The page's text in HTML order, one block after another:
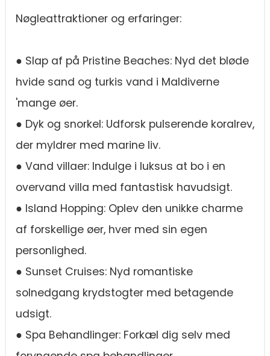
Nøgleattraktioner og erfaringer:
● Slap af på Pristine Beaches: Nyd det bløde
hvide sand og turkis vand i Maldiverne
'mange øer.
● Dyk og snorkel: Udforsk pulserende koralrev,
der myldrer med marine liv.
● Vand villaer: Indulge i luksus at bo i en
overvand villa med fantastisk havudsigt.
● Island Hopping: Oplev den unikke charme
af forskellige øer, hver med sin egen
personlighed.
● Sunset Cruises: Nyd romantiske
solnedgang krydstogter med betagende
udsigt.
● Spa Behandlinger: Forkæl dig selv med